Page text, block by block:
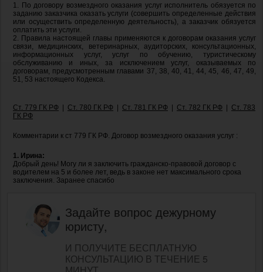
1. По договору возмездного оказания услуг исполнитель обязуется по
заданию заказчика оказать услуги (совершить определенные действия
или осуществить определенную деятельность), а заказчик обязуется
оплатить эти услуги.
2. Правила настоящей главы применяются к договорам оказания услуг
связи, медицинских, ветеринарных, аудиторских, консультационных,
информационных услуг, услуг по обучению, туристическому
обслуживанию и иных, за исключением услуг, оказываемых по
договорам, предусмотренным главами 37, 38, 40, 41, 44, 45, 46, 47, 49,
51, 53 настоящего Кодекса.
Ст. 779 ГК РФ Ст. 780 ГК РФ Ст. 781 ГК РФ Ст. 782 ГК РФ
Ст. 783
ГК РФ
Комментарии к ст 779 ГК РФ. Договор возмездного оказания услуг :
1. Ирина:
Добрый день! Могу ли я заключить гражданско-правовой договор с
водителем на 5 и более лет, ведь в законе нет максимального срока
заключения. Заранее спасибо
Задайте вопрос дежурному
юристу,
И ПОЛУЧИТЕ БЕСПЛАТНУЮ
КОНСУЛЬТАЦИЮ В ТЕЧЕНИЕ 5